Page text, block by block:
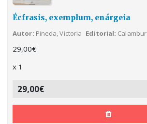
Écfrasis, exemplum, enárgeia
Autor Pineda, Victoria Editorial Calambur
29,00€
x 1
29,00€